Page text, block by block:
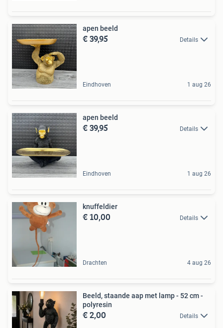
apen beeld
€ 39,95 Details
Eindhoven 1 aug 26
apen beeld
€ 39,95 Details
Eindhoven 1 aug 26
knuffeldier
€ 10,00 Details
Drachten 4 aug 26
Beeld, staande aap met lamp - 52 cm -
polyresin
€ 2,00 Details